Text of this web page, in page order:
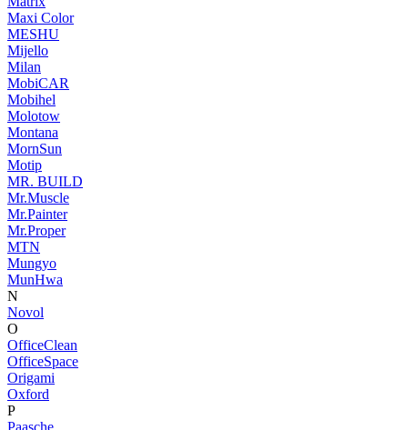
Maxi Color
MESHU
Mijello
Milan
MobiCAR
Mobihel
Molotow
Montana
MornSun
Motip
MR. BUILD
Mr.Muscle
Mr.Painter
Mr.Proper
MTN
Mungyo
MunHwa
N
Novol
O
OfficeClean
OfficeSpace
Origami
Oxford
P
Paasche